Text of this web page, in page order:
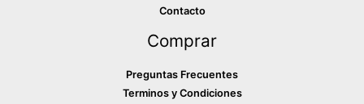
Contacto
Comprar
Preguntas Frecuentes
Terminos y Condiciones